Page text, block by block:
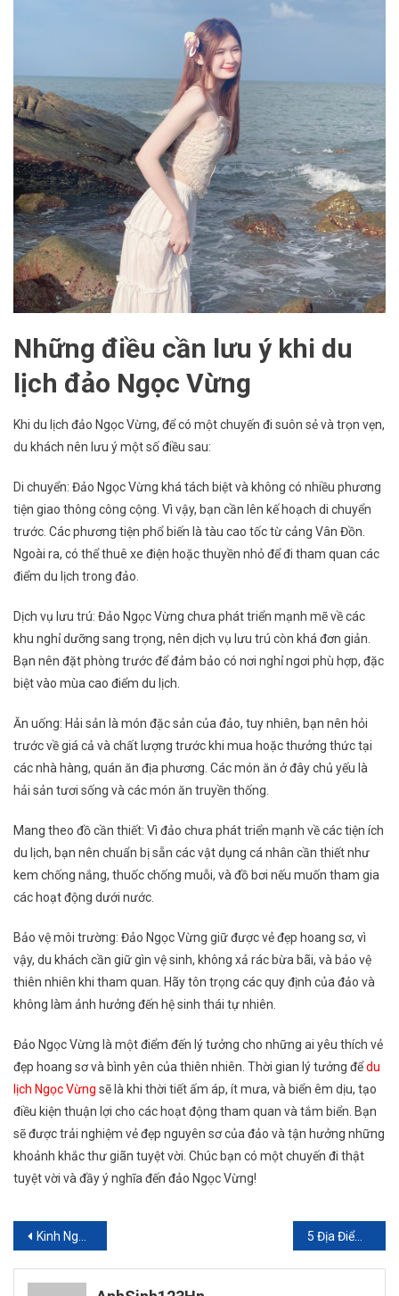
Những điều cần lưu ý khi du
lịch đảo Ngọc Vừng
Khi du lịch đảo Ngọc Vừng, để có một chuyến đi suôn sẻ và trọn vẹn,
du khách nên lưu ý một số điều sau:
Di chuyển: Đảo Ngọc Vừng khá tách biệt và không có nhiều phương
tiện giao thông công cộng. Vì vậy, bạn cần lên kế hoạch di chuyển
trước. Các phương tiện phổ biến là tàu cao tốc từ cảng Vân Đồn.
Ngoài ra, có thể thuê xe điện hoặc thuyền nhỏ để đi tham quan các
điểm du lịch trong đảo.
Dịch vụ lưu trú: Đảo Ngọc Vừng chưa phát triển mạnh mẽ về các
khu nghỉ dưỡng sang trọng, nên dịch vụ lưu trú còn khá đơn giản.
Bạn nên đặt phòng trước để đảm bảo có nơi nghỉ ngơi phù hợp, đặc
biệt vào mùa cao điểm du lịch.
Ăn uống: Hải sản là món đặc sản của đảo, tuy nhiên, bạn nên hỏi
trước về giá cả và chất lượng trước khi mua hoặc thưởng thức tại
các nhà hàng, quán ăn địa phương. Các món ăn ở đây chủ yếu là
hải sản tươi sống và các món ăn truyền thống.
Mang theo đồ cần thiết: Vì đảo chưa phát triển mạnh về các tiện ích
du lịch, bạn nên chuẩn bị sẵn các vật dụng cá nhân cần thiết như
kem chống nắng, thuốc chống muỗi, và đồ bơi nếu muốn tham gia
các hoạt động dưới nước.
Bảo vệ môi trường: Đảo Ngọc Vừng giữ được vẻ đẹp hoang sơ, vì
vậy, du khách cần giữ gìn vệ sinh, không xả rác bừa bãi, và bảo vệ
thiên nhiên khi tham quan. Hãy tôn trọng các quy định của đảo và
không làm ảnh hưởng đến hệ sinh thái tự nhiên.
Đảo Ngọc Vừng là một điểm đến lý tưởng cho những ai yêu thích vẻ
đẹp hoang sơ và bình yên của thiên nhiên. Thời gian lý tưởng đểdu
lịch Ngọc Vừng sẽ là khi thời tiết ấm áp, ít mưa, và biển êm dịu, tạo
điều kiện thuận lợi cho các hoạt động tham quan và tắm biển. Bạn
sẽ được trải nghiệm vẻ đẹp nguyên sơ của đảo và tận hưởng những
khoảnh khắc thư giãn tuyệt vời. Chúc bạn có một chuyến đi thật
tuyệt vời và đầy ý nghĩa đến đảo Ngọc Vừng!
Điều
hướng
Kinh Nghiệm Du Lịch 2 Ngày 1 Đêm Tại Ngọc Vừng 5 Địa Điểm Tổ Chức Gala Dinner Lý Tưởng Khu Vực Flamingo Hải Tiến